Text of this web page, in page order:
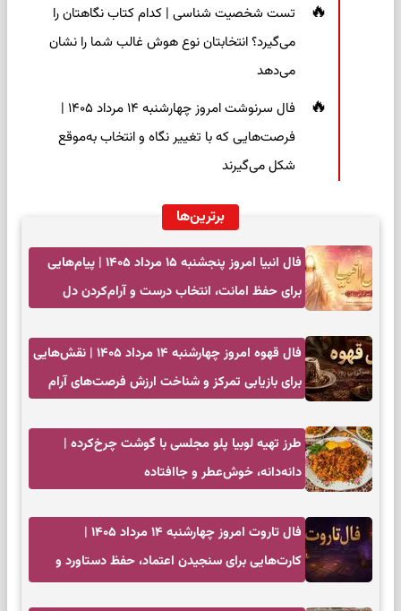
تست شخصیت شناسی | کدام کتاب نگاهتان را
می‌گیرد؟ انتخابتان نوع هوش غالب شما را نشان
می‌دهد
فال سرنوشت امروز چهارشنبه ۱۴ مرداد ۱۴۰۵ |
فرصت‌هایی که با تغییر نگاه و انتخاب به‌موقع
شکل می‌گیرند
برترین‌ها
فال انبیا امروز پنجشنبه ۱۵ مرداد ۱۴۰۵ | پیام‌هایی
برای حفظ امانت، انتخاب درست و آرام‌کردن دل
فال قهوه امروز چهارشنبه ۱۴ مرداد ۱۴۰۵ | نقش‌هایی
برای بازیابی تمرکز و شناخت ارزش فرصت‌های آرام
طرز تهیه لوبیا پلو مجلسی با گوشت چرخ‌کرده |
دانه‌دانه، خوش‌عطر و جاافتاده
فال تاروت امروز چهارشنبه ۱۴ مرداد ۱۴۰۵ |
کارت‌هایی برای سنجیدن اعتماد، حفظ دستاورد و